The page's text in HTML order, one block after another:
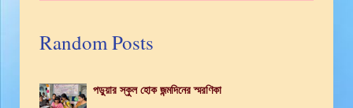
Random Posts
পড়ুয়ার স্কুল হোক জন্মদিনের স্মরণিকা